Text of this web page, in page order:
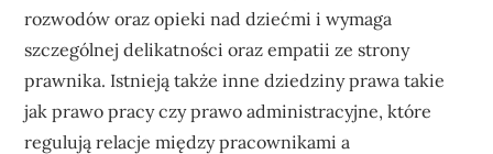
rozwodów oraz opieki nad dziećmi i wymaga
szczególnej delikatności oraz empatii ze strony
prawnika. Istnieją także inne dziedziny prawa takie
jak prawo pracy czy prawo administracyjne, które
regulują relacje między pracownikami a